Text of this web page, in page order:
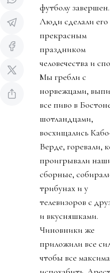
футболу завершен.
Люди сделали его
прекрасным
праздником
человечества и
Мы гребли с
норвежцами,
все пиво в
шотландцами,
восхищались
Верде, горевали,
проигрывали
сборные,
трибунах и у
телевизоров с
и вкусняшками.
Чиновники же
приложили все
чтобы все